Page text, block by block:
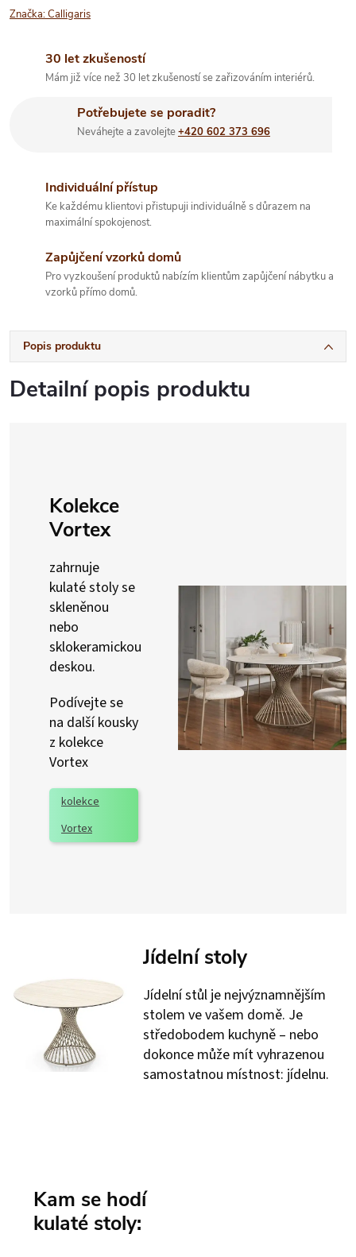
Značka:Calligaris
30 let zkušeností
Mám již více než 30 let zkušeností se zařizováním interiérů.
Potřebujete se poradit?
Neváhejte a zavolejte+420 602 373 696
Individuální přístup
Ke každému klientovi přistupuji individuálně s důrazem na
maximální spokojenost.
Zapůjčení vzorků domů
Pro vyzkoušení produktů nabízím klientům zapůjčení nábytku a
vzorků přímo domů.
Popis produktu
Detailní popis produktu
Kolekce
Vortex
zahrnuje
kulaté stoly se
skleněnou
nebo
sklokeramickou
deskou.
Podívejte se
na další kousky
z kolekce
Vortex
kolekce
Vortex
Jídelní stoly
Jídelní stůl je nejvýznamnějším
stolem ve vašem domě. Je
středobodem kuchyně – nebo
dokonce může mít vyhrazenou
samostatnou místnost: jídelnu.
Kam se hodí
kulaté stoly: